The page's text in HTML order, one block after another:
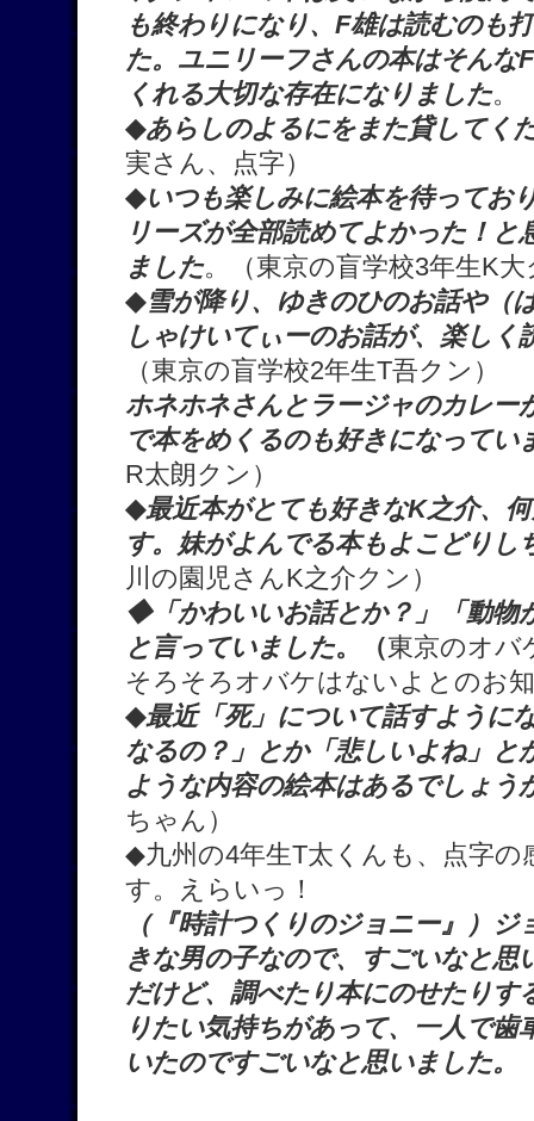
も終わりになり、F雄は読むのも
た。ユニリーフさんの本はそんな
くれる大切な存在になりました。
◆あらしのよるにをまた貸してく
実さん、点字）
◆いつも楽しみに絵本を待ってお
リーズが全部読めてよかった！
ました。（東京の盲学校3年生K
◆雪が降り、ゆきのひのお話や（
しゃけいてぃーのお話が、楽しく
（東京の盲学校2年生T吾クン）
ホネホネさんとラージャのカレー
で本をめくるのも好きになってい
R太朗クン）
◆最近本がとても好きなK之介、
す。妹がよんでる本もよこどりし
川の園児さんK之介クン）
◆「かわいいお話とか？」「動物
と言っていました。（東京のオバ
そろそろオバケはないよとのお
◆最近「死」について話すように
なるの？」とか「悲しいよね」と
ような内容の絵本はあるでしょう
ちゃん）
◆九州の4年生T太くんも、点字
す。えらいっ！
（『時計つくりのジョニー』）
きな男の子なので、すごいなと思
だけど、調べたり本にのせたりす
りたい気持ちがあって、一人で
いたのですごいなと思いました。